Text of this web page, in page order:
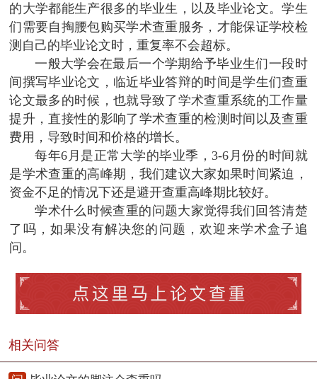
的大学都能生产很多的毕业生，以及毕业论文。学生
们需要自掏腰包购买学术查重服务，才能保证学校检
测自己的毕业论文时，重复率不会超标。
一般大学会在最后一个学期给予毕业生们一段时
间撰写毕业论文，临近毕业答辩的时间是学生们查重
论文最多的时候，也就导致了学术查重系统的工作量
提升，直接性的影响了学术查重的检测时间以及查重
费用，导致时间和价格的增长。
每年6月是正常大学的毕业季，3-6月份的时间就
是学术查重的高峰期，我们建议大家如果时间紧迫，
资金不足的情况下还是避开查重高峰期比较好。
学术什么时候查重的问题大家觉得我们回答清楚
了吗，如果没有解决您的问题，欢迎来学术盒子追
问。
相关问答